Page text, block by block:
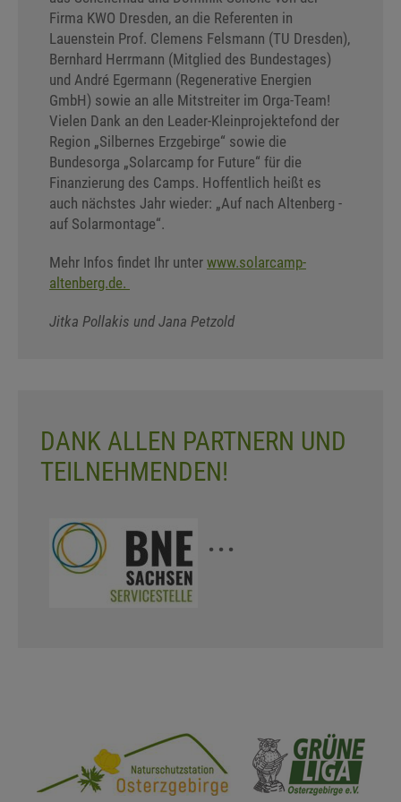
Firma KWO Dresden, an die Referenten in
Lauenstein Prof. Clemens Felsmann (TU Dresden),
Bernhard Herrmann (Mitglied des Bundestages)
und André Egermann (Regenerative Energien
GmbH) sowie an alle Mitstreiter im Orga-Team!
Vielen Dank an den Leader-Kleinprojektefond der
Region „Silbernes Erzgebirge“ sowie die
Bundesorga „Solarcamp for Future“ für die
Finanzierung des Camps. Hoffentlich heißt es
auch nächstes Jahr wieder: „Auf nach Altenberg -
auf Solarmontage“.
Mehr Infos findet Ihr unter www.solarcamp-
altenberg.de.
Jitka Pollakis und Jana Petzold
DANK ALLEN PARTNERN UND
TEILNEHMENDEN!
...